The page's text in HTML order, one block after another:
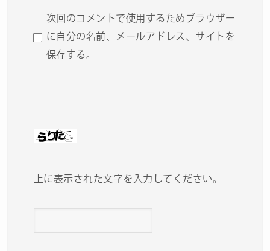
次回のコメントで使用するためブラウザー
に自分の名前、メールアドレス、サイトを
保存する。
上に表示された文字を入力してください。